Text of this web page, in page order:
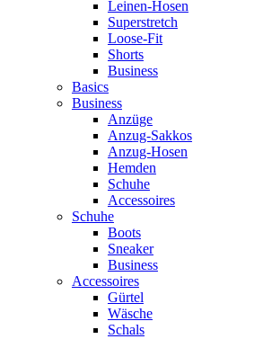
Leinen-Hosen
Superstretch
Loose-Fit
Shorts
Business
Basics
Business
Anzüge
Anzug-Sakkos
Anzug-Hosen
Hemden
Schuhe
Accessoires
Schuhe
Boots
Sneaker
Business
Accessoires
Gürtel
Wäsche
Schals